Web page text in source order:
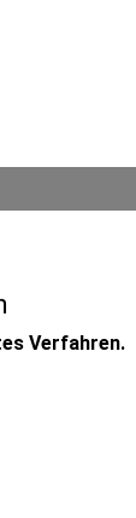
Verfahren.